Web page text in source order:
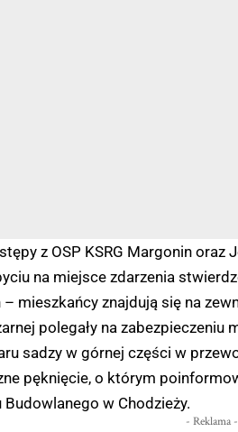
z OSP KSRG Margonin oraz
na miejsce zdarzenia
mieszkańcy znajdują się na
polegały na zabezpieczeniu
sadzy w górnej części w
pęknięcie, o którym
w Chodzieży.
- Reklama -